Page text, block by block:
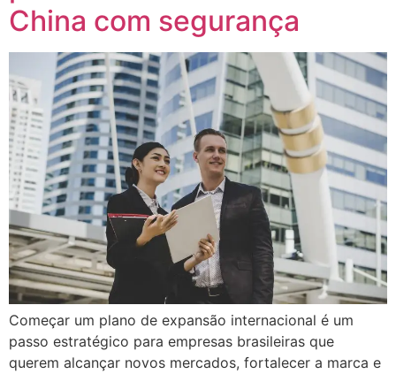
China com segurança
Começar um plano de expansão internacional é um
passo estratégico para empresas brasileiras que
querem alcançar novos mercados, fortalecer a marca e